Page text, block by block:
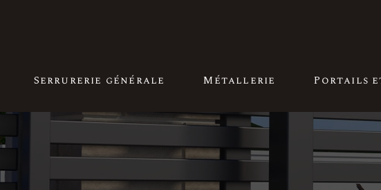
Serrurerie générale Métallerie Portails